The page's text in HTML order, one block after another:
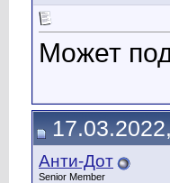
Может
Анти-Дот
Senior Member